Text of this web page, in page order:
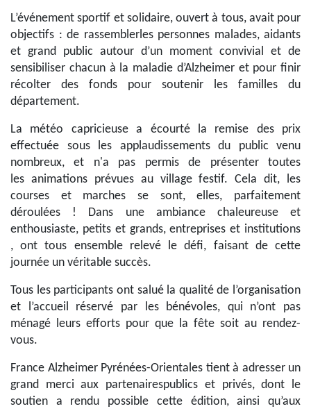
L’événement sportif et solidaire, ouvert à tous, avait pour
objectif​s : de rassembler ​les personnes malades, aidants
et grand public autour d’un moment convivial​ et de
sensibiliser chacun à la maladie d’Alzheimer et​ pour finir
récolter des fonds pour soutenir les familles du
département.
La météo capricieuse ​a écourté la remise des prix
effectuée sous les applaudissements du public venu
nombreux, et n'a pas permis de présenter toutes
les animations prévues au village festif​. Cela dit, les
courses et marches se sont, elles, parfaitement
déroulées ! Dans une ambiance chaleureuse et
enthousiaste, petits et grands, entreprises et institutions​
, ont​ tous ensemble relevé le défi, faisant de cette
journée un véritable succès.
Tous les participants ont salué la qualité de l’organisation
et l’accueil réservé par les bénévoles, qui n’ont pas
ménagé leurs efforts pour que la fête soit au rendez-
vous.
France Alzheimer Pyrénées-Orientales tient à adresser un
grand merci aux partenaires​ publics et privés, dont le
soutien a rendu possible cette édition, ainsi qu’aux ​